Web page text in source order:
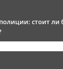
стоит ли